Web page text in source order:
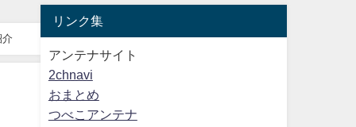
介
リンク集
アンテナサイト
2chnavi
おまとめ
つべこアンテナ